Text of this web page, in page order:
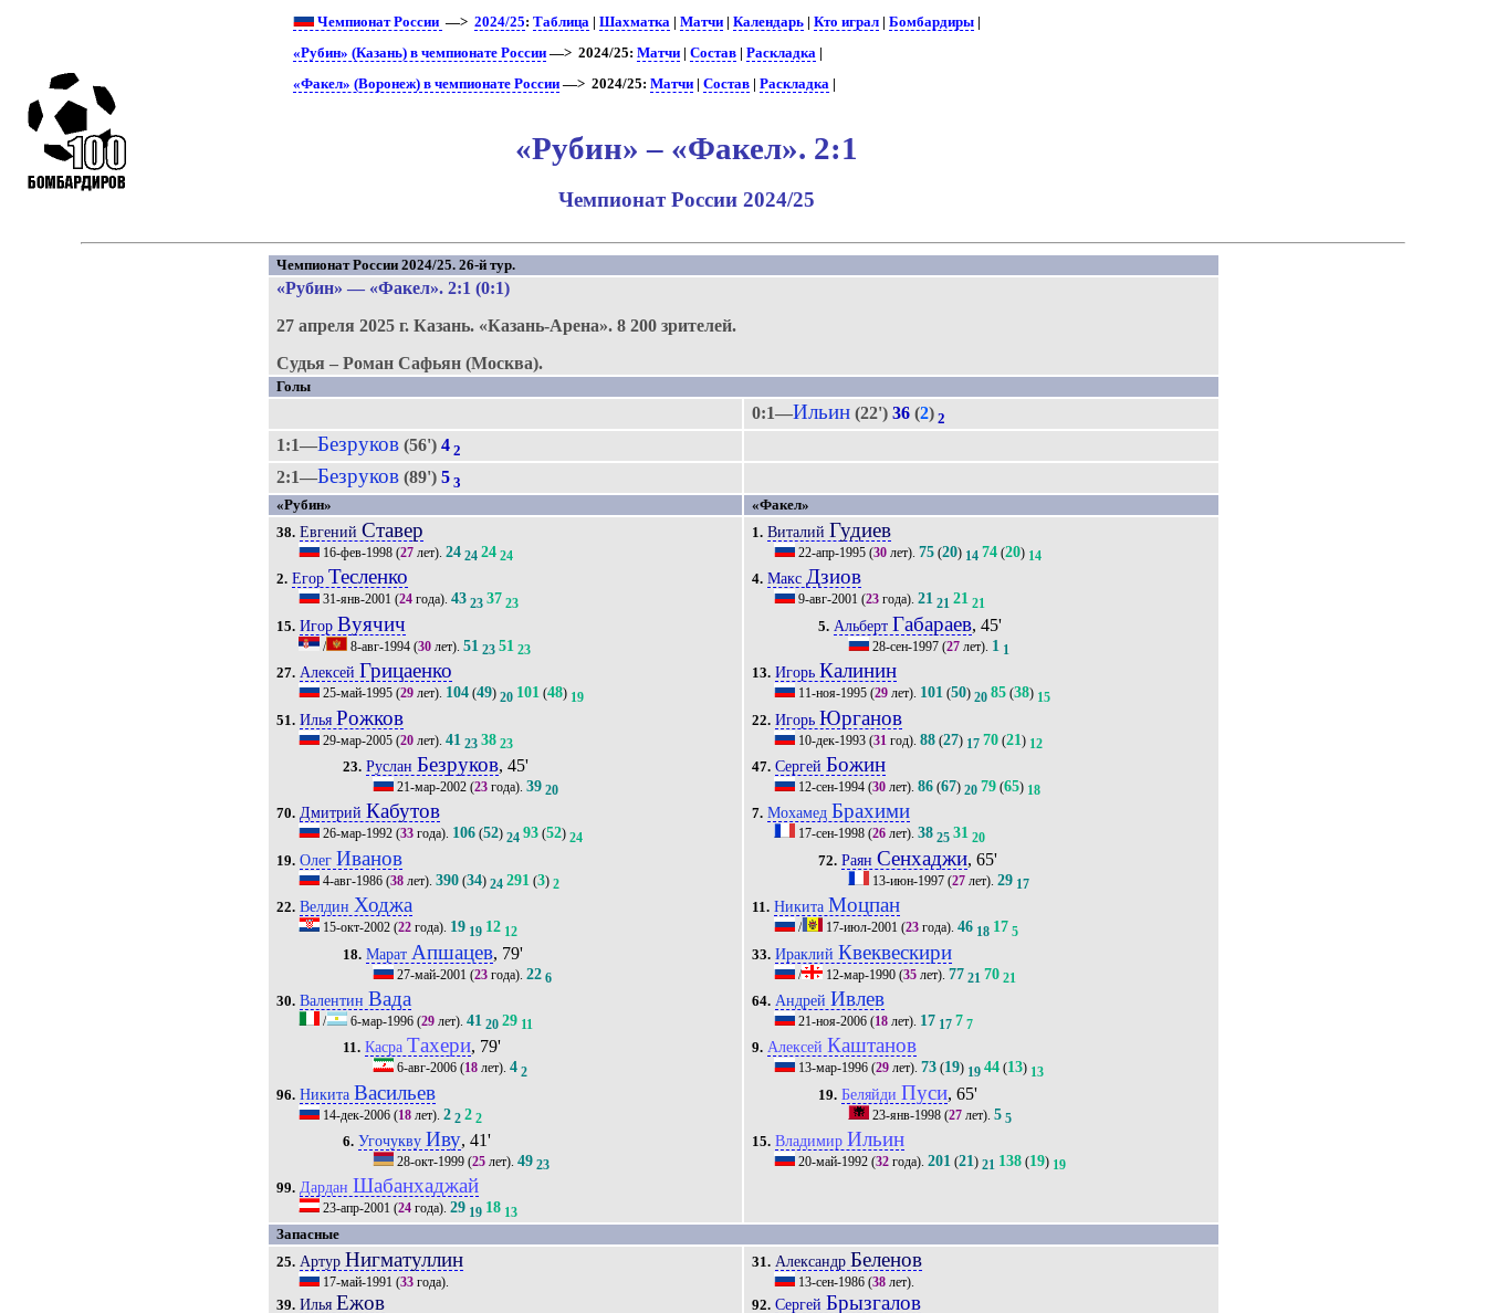
Чемпионат России —>2024/25:Таблица |Шахматка |Матчи |Календарь |Кто играл |Бомбардиры
«Рубин» (Казань) в чемпионате России —> 2024/25:Матчи |Состав |Раскладка |
«Факел» (Воронеж) в чемпионате России —> 2024/25:Матчи |Состав |Раскладка |
«Рубин» – «Факел». 2:1
Чемпионат России 2024/25
Чемпионат России 2024/25. 26-й тур.
«Рубин» — «Факел». 2:1 (0:1)
27 апреля 2025 г.Казань. «Казань-Арена».8 200 зрителей.
Судья – Роман Сафьян (Москва).
Голы
0:1—Ильин (22')36 (2) 2
1:1—Безруков (56')4 2
2:1—Безруков (89')5 3
«Рубин»
«Факел»
38. ЕвгенийСтавер
16-фев-1998 (27 лет).24 24 24 24
2. ЕгорТесленко
31-янв-2001 (24 года).43 23 37 23
15. Игор Вуячич
/ 8-авг-1994 (30 лет).51 23 51 23
27. Алексей Грицаенко
25-май-1995 (29 лет). 104 (49) 20 101 (48) 19
51. Илья Рожков
29-мар-2005 (20 лет).41 23 38 23
23. Руслан Безруков, 45'
21-мар-2002(23года). 39 20
70. ДмитрийКабутов
26-мар-1992 (33 года). 106 (52) 24 93 (52) 24
19. Олег Иванов
4-авг-1986 (38 лет).390 (34) 24 291 (3) 2
22. Велдин Ходжа
15-окт-2002 (22 года). 19 19 12 12
18. Марат Апшацев, 79'
27-май-2001 (23года). 22 6
30. Валентин Вада
/ 6-мар-1996 (29 лет).41 20 29 11
11. КасраТахери, 79'
6-авг-2006(18лет). 4 2
96. Никита Васильев
14-дек-2006 (18 лет).2 2 2 2
6. Угочукву Иву, 41'
28-окт-1999(25лет). 49 23
99. ДарданШабанхаджай
23-апр-2001 (24 года).29 19 18 13
1. Виталий Гудиев
22-апр-1995 (30 лет).75 (20) 14 74 (20) 14
4. МаксДзиов
9-авг-2001 (23 года).21 21 21 21
5. Альберт Габараев, 45'
28-сен-1997(27лет). 1 1
13. Игорь Калинин
11-ноя-1995 (29 лет). 101 (50) 20 85 (38) 15
22. Игорь Юрганов
10-дек-1993 (31 год).88 (27) 17 70 (21) 12
47. Сергей Божин
12-сен-1994 (30 лет).86 (67) 20 79 (65) 18
7. МохамедБрахими
17-сен-1998 (26 лет).38 25 31 20
72. РаянСенхаджи, 65'
13-июн-1997(27лет). 29 17
11. Никита Моцпан
/ 17-июл-2001 (23 года).46 18 17 5
33. Ираклий Квеквескири
/ 12-мар-1990 (35 лет).77 21 70 21
64. Андрей Ивлев
21-ноя-2006 (18 лет). 17 17 7 7
9. АлексейКаштанов
13-мар-1996 (29 лет).73 (19) 19 44 (13) 13
19. Беляйди Пуси, 65'
23-янв-1998(27лет). 5 5
15. Владимир Ильин
20-май-1992 (32 года).201 (21) 21 138 (19) 19
Запасные
25. Артур Нигматуллин
17-май-1991 (33 года).
39. Илья Ежов
31. Александр Беленов
13-сен-1986 (38 лет).
92. Сергей Брызгалов